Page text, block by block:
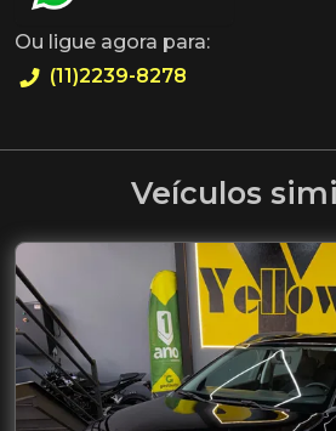
Ou ligue agora para:
(11)2239-8278
Veículos